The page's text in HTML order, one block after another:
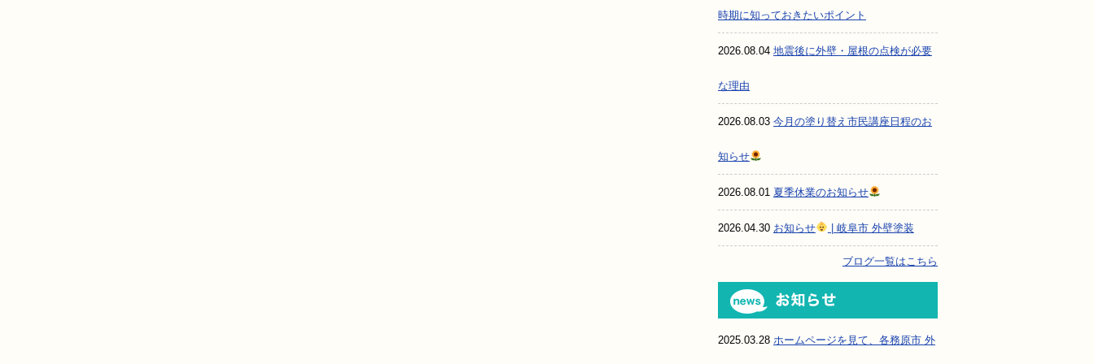
時期に知っておきたいポイント
2026.08.04 地震後に外壁・屋根の点検が必要
な理由
2026.08.03 今月の塗り替え市民講座日程のお
知らせ
2026.08.01 夏季休業のお知らせ
2026.04.30 お知らせ | 岐阜市 外壁塗装
ブログ一覧はこちら
2025.03.28 ホームページを見て、各務原市 外